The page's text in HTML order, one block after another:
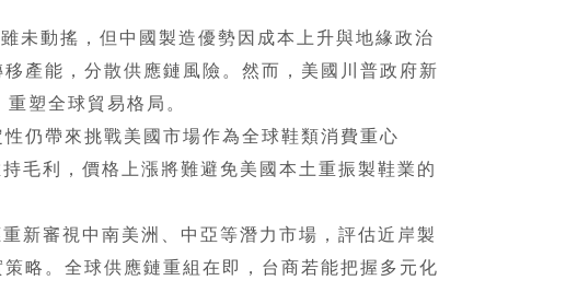
動搖，但中國製造優勢因成本上升與地緣政治
產能，分散供應鏈風險。然而，美國川普政府新
塑全球貿易格局。
仍帶來挑戰美國市場作為全球鞋類消費重心
毛利，價格上漲將難避免美國本土重振製鞋業的
審視中南美洲、中亞等潛力市場，評估近岸製
略。全球供應鏈重組在即，台商若能把握多元化